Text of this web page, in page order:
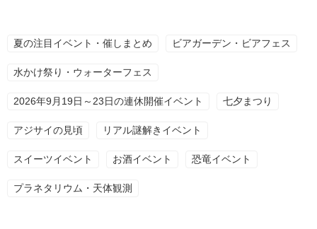
夏の注目イベント・催しまとめ ビアガーデン・ビアフェス
水かけ祭り・ウォーターフェス
2026年9月19日～23日の連休開催イベント 七夕まつり
アジサイの見頃 リアル謎解きイベント
スイーツイベント お酒イベント 恐竜イベント
プラネタリウム・天体観測